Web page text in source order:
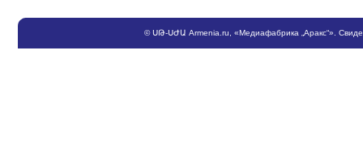
©ՍԹ-ՍԺԱ Armenia.ru , «Медиафабрика „Аракс“».